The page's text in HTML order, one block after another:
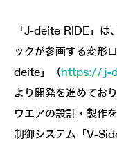
「J-deite RIDE」は
ックが参画する変形
deite」（ https://j-
より開発を進めてお
ウエアの設計・製作
制御システム「V-